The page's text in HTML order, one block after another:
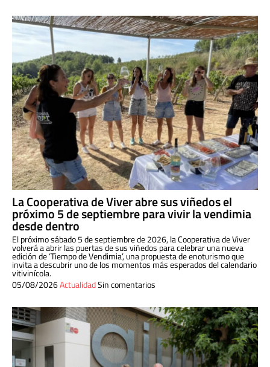
La Cooperativa de Viver abre sus viñedos el
próximo 5 de septiembre para vivir la vendimia
desde dentro
El próximo sábado 5 de septiembre de 2026, la Cooperativa de Viver
volverá a abrir las puertas de sus viñedos para celebrar una nueva
edición de ‘Tiempo de Vendimia’, una propuesta de enoturismo que
invita a descubrir uno de los momentos más esperados del calendario
vitivinícola.
05/08/2026ActualidadSin comentarios